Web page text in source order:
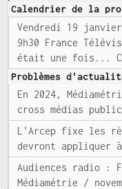
Calendrier de la
Vendredi 19 janvier
9h30 France
était une fois...
Problèmes
En 2024,
cross médias
L'Arcep fixe les
devront appliquer
Audiences radio :
Médiamétrie /